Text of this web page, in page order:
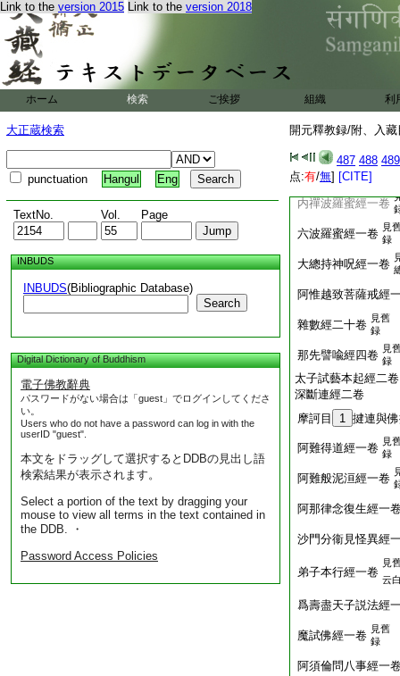
Link to the version 2015 Link to the version 2018
ホーム 検索 ご挨拶 組織 利
大正蔵検索
punctuation Hangul Eng
TextNo. Vol. Page
INBUDS
INBUDS(Bibliographic Database)
Search
Digital Dictionary of Buddhism
電子佛教辭典
パスワードがない場合は「guest」でログインしてくださ
い。
Users who do not have a password can log in with the
userID "guest".
本文をドラッグして選択するとDDBの見出し語
検索結果が表示されます。
Select a portion of the text by dragging your
mouse to view all terms in the text contained in
the DDB. ・
Password Access Policies
開元釋教録/附、入
487 488 489
点:有/無] [CITE]
魔王請問經四卷
釋提桓因所問經三卷
大梵天王請轉法輪
梵天王請佛千首經
見
熒火六度經一卷
舊
内禪波羅蜜經一卷
六波羅蜜經一卷 見
録
大總持神呪經一卷
阿惟越致菩薩戒經
雜數經二十卷 見舊
録
那先譬喩經四卷 見
録
太子試藝本起經二卷
深斷連經二卷
摩訶目
1 揵連與
阿難得道經一卷 見
録
阿難般泥洹經一卷
阿那律念復生經一
沙門分衞見怪異經
弟子本行經一卷
見
云
爲壽盡天子説法經
魔試佛經一卷 見舊
録
阿須倫問八事經一